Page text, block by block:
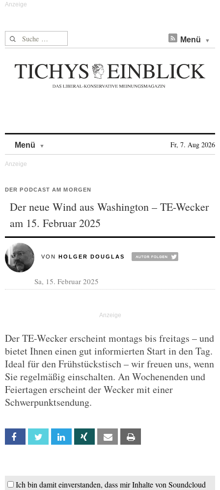
Suche nach: Menü
Menü Fr, 7. Aug 2026
DER PODCAST AM MORGEN
Der neue Wind aus Washington – TE-Wecker
am 15. Februar 2025
VON HOLGER DOUGLAS
Sa, 15. Februar 2025
Der TE-Wecker erscheint montags bis freitags – und
bietet Ihnen einen gut informierten Start in den Tag.
Ideal für den Frühstückstisch – wir freuen uns, wenn
Sie regelmäßig einschalten. An Wochenenden und
Feiertagen erscheint der Wecker mit einer
Schwerpunktsendung.
Facebook Twitter Linkedin Xing Email
Ich bin damit einverstanden, dass mir Inhalte von Soundcloud